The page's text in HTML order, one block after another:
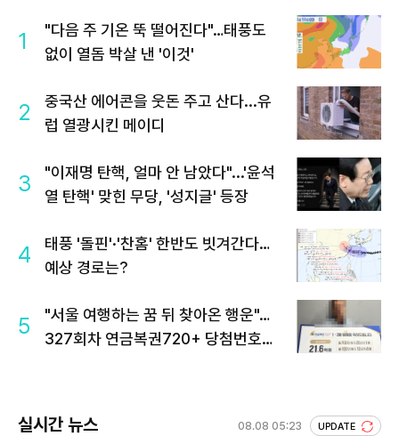
1
"다음 주 기온 뚝 떨어진다"…태풍도
없이 열돔 박살 낸 '이것'
2
중국산 에어콘을 웃돈 주고 산다...유
럽 열광시킨 메이디
3
"이재명 탄핵, 얼마 안 남았다"...'윤석
열 탄핵' 맞힌 무당, '성지글' 등장
4
태풍 '돌핀'·'찬홈' 한반도 빗겨간다…
예상 경로는?
5
"서울 여행하는 꿈 뒤 찾아온 행운"…
327회차 연금복권720+ 당첨번호조
실시간 뉴스 08.08 05:23 UPDATE